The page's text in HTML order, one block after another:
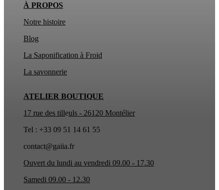
ATELIER BOUTIQUE
17 rue des tilleuls - 26120 Montélier
Tel : +33 09 51 14 61 55
contact@gaiia.fr
Ouvert du lundi au vendredi 09.00 - 17.30
Samedi 09.00 - 12.30
À PROPOS
Notre histoire
Blog
La Saponification à Froid
La savonnerie